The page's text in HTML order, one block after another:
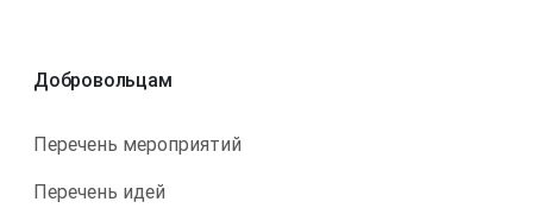
Добровольцам
Перечень мероприятий
Перечень идей